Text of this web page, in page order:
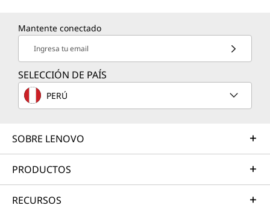
Mantente conectado
Ingresa tu email
SELECCIÓN DE PAÍS
PERÚ
SOBRE LENOVO
PRODUCTOS
RECURSOS